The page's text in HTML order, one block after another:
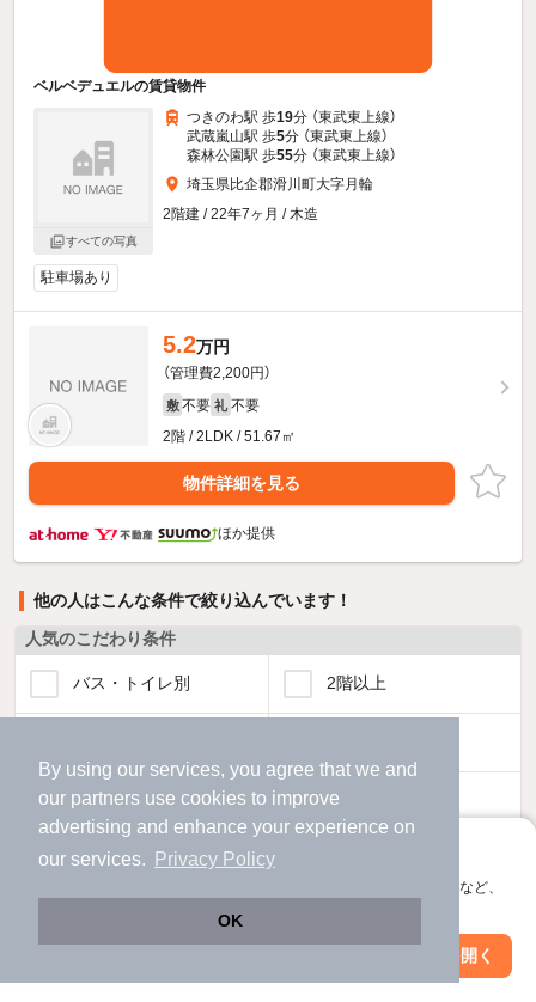
By using our services, you agree that we and
our partners use cookies to improve
advertising and enhance your experience on
our services.
Privacy Policy
OK
アプリに切り替えて、サクサクお部屋探し
会員登録なしですぐ使える。マップ検索やお気に入り保存など、
アプリを開く
ベルベデュエルの賃貸物件
すべての写真
つきのわ駅 歩19分 （東武東上線）
武蔵嵐山駅 歩5分 （東武東上線）
森林公園駅 歩55分 （東武東上線）
埼玉県比企郡滑川町大字月輪
2階建 / 22年7ヶ月 / 木造
駐車場あり
5.2万円
（管理費2,200円）
敷 不要 礼 不要
2階 / 2LDK / 51.67㎡
物件詳細を見る
ほか提供
他の人はこんな条件で絞り込んでいます！
人気のこだわり条件
バス・トイレ別 2階以上
洗濯機置場あり 独立洗面台
エアコンあり
絞り込み条件を変更